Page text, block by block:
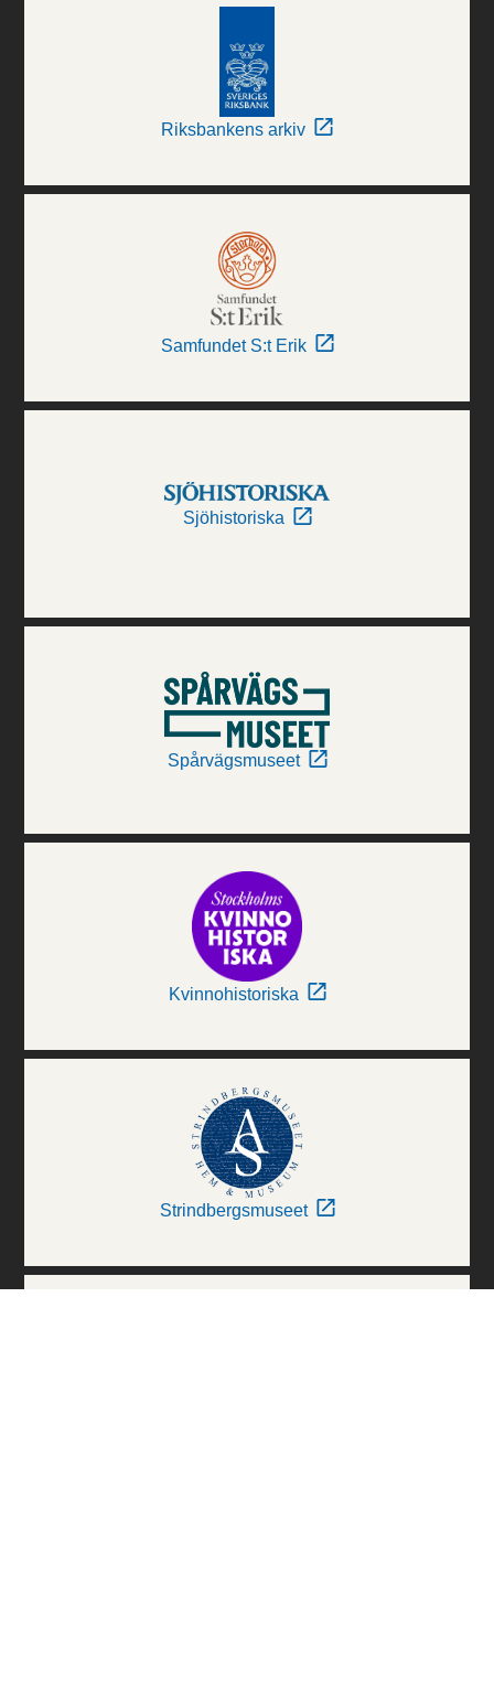
Riksbankens arkiv
Samfundet S:t Erik
Sjöhistoriska
Spårvägsmuseet
Kvinnohistoriska
Strindbergsmuseet